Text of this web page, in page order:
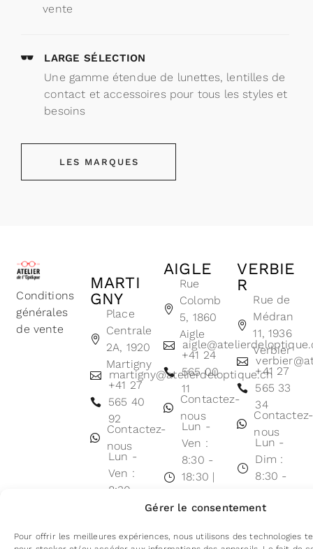
Gérer le consentement
Pour offrir les meilleures expériences, nous utilisons des technologies
vente
LARGE SÉLECTION
Une gamme étendue de lunettes, lentilles de
contact et accessoires pour tous les styles et
besoins
LES MARQUES
Conditions
générales
de vente
MARTI
GNY
Place
Centrale
2A, 1920
Martigny
martigny@atelierdeloptique.ch
+41 27
565 40
92
Contactez-
nous
Lun -
Ven :
8:30 -
8:30 -
AIGLE
Rue
Colomb
5, 1860
Aigle
+41 24
565 00
11
Contactez-
nous
Lun -
Ven :
8:30 -
18:30 |
8:30 -
VERBIE
R
Rue de
Médran
11, 1936
Verbier
+41 27
565 33
34
Contactez-
nous
Lun -
Dim :
8:30 -